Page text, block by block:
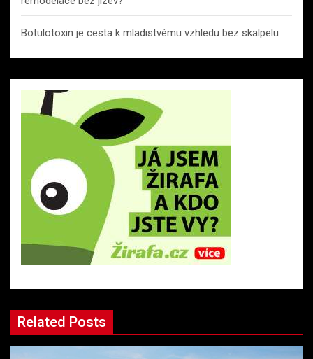
Botulotoxin je cesta k mladistvému vzhledu bez skalpelu
Related Posts